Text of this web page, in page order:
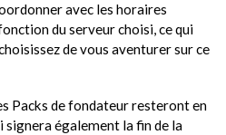
avec les horaires
du serveur choisi, ce qui
de vous aventurer sur ce
Packs de fondateur resteront en
signera également la fin de la